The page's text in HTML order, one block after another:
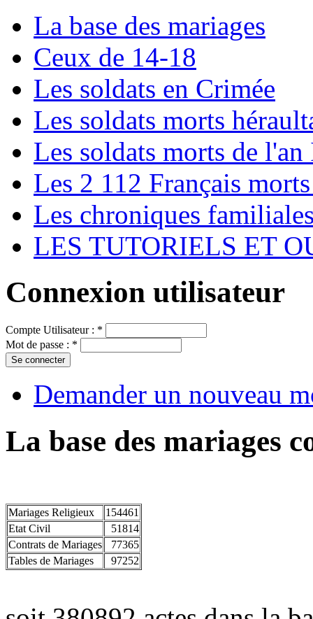
La base des mariages
Ceux de 14-18
Les soldats en Crimée
Les soldats morts
Les soldats morts de
Les 2 112 Français
Les chroniques
LES TUTORIELS ET
Connexion utilisateur
Compte Utilisateur : *
Mot de passe : *
Demander un nouveau
La base des mariages
Mariages Religieux
154461
Etat Civil
51814
Contrats de Mariages
77365
Tables de Mariages
97252